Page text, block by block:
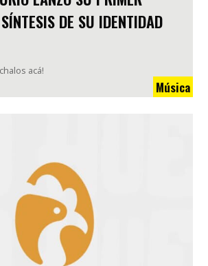
DE SU IDENTIDAD
acá!
Música